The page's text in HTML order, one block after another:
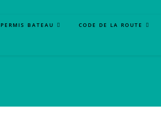
PERMIS BATEAU CODE DE LA ROUTE